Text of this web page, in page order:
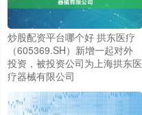
炒股配资平台哪个好 拱东医疗
（605369.SH）新增一起对外
投资，被投资公司为上海拱东医
疗器械有限公司